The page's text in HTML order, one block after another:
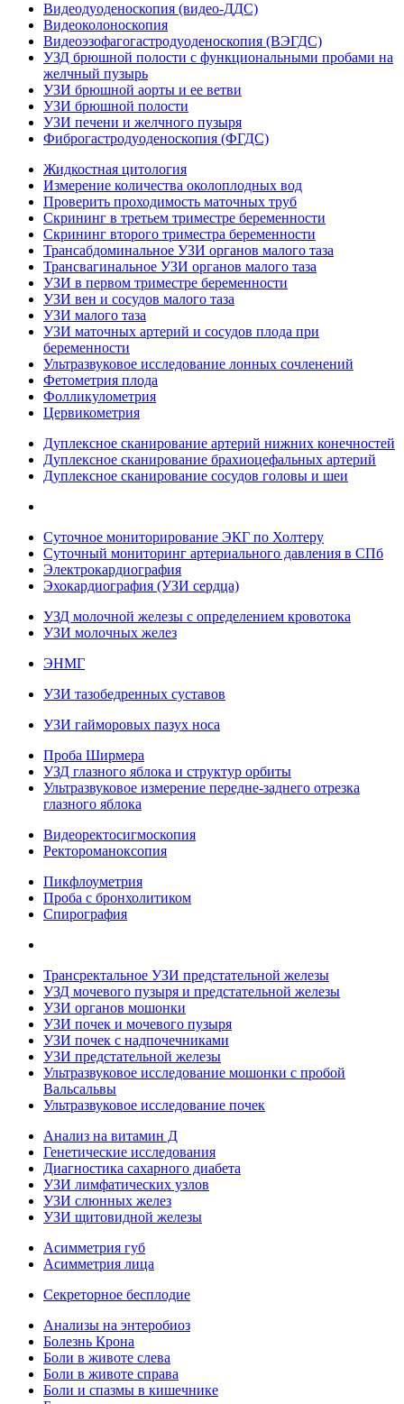
Видеодуоденоскопия (видео-ДДС)
Видеоколоноскопия
Видеоэзофагогастродуоденоскопия (ВЭГДС)
УЗД брюшной полости с функциональными пробами на
желчный пузырь
УЗИ брюшной аорты и ее ветви
УЗИ брюшной полости
УЗИ печени и желчного пузыря
Фиброгастродуоденоскопия (ФГДС)
Жидкостная цитология
Измерение количества околоплодных вод
Проверить проходимость маточных труб
Скрининг в третьем триместре беременности
Скрининг второго триместра беременности
Трансабдоминальное УЗИ органов малого таза
Трансвагинальное УЗИ органов малого таза
УЗИ в первом триместре беременности
УЗИ вен и сосудов малого таза
УЗИ малого таза
УЗИ маточных артерий и сосудов плода при
беременности
Ультразвуковое исследование лонных сочленений
Фетометрия плода
Фолликулометрия
Цервикометрия
Дуплексное сканирование артерий нижних конечностей
Дуплексное сканирование брахиоцефальных артерий
Дуплексное сканирование сосудов головы и шеи
Суточное мониторирование ЭКГ по Холтеру
Суточный мониторинг артериального давления в СПб
Электрокардиография
Эхокардиография (УЗИ сердца)
УЗД молочной железы с определением кровотока
УЗИ молочных желез
ЭНМГ
УЗИ тазобедренных суставов
УЗИ гайморовых пазух носа
Проба Ширмера
УЗД глазного яблока и структур орбиты
Ультразвуковое измерение передне-заднего отрезка
глазного яблока
Видеоректосигмоскопия
Ректороманоксопия
Пикфлоуметрия
Проба с бронхолитиком
Спирография
Трансректальное УЗИ предстательной железы
УЗД мочевого пузыря и предстательной железы
УЗИ органов мошонки
УЗИ почек и мочевого пузыря
УЗИ почек с надпочечниками
УЗИ предстательной железы
Ультразвуковое исследование мошонки с пробой
Вальсальвы
Ультразвуковое исследование почек
Анализ на витамин Д
Генетические исследования
Диагностика сахарного диабета
УЗИ лимфатических узлов
УЗИ слюнных желез
УЗИ щитовидной железы
Асимметрия губ
Асимметрия лица
Секреторное бесплодие
Анализы на энтеробиоз
Болезнь Крона
Боли в животе слева
Боли в животе справа
Боли и спазмы в кишечнике